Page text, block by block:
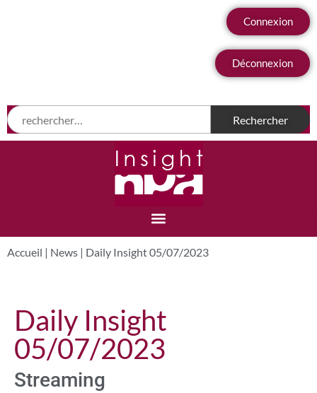
Connexion
Déconnexion
Accueil | News | Daily Insight 05/07/2023
Daily Insight
05/07/2023
Streaming